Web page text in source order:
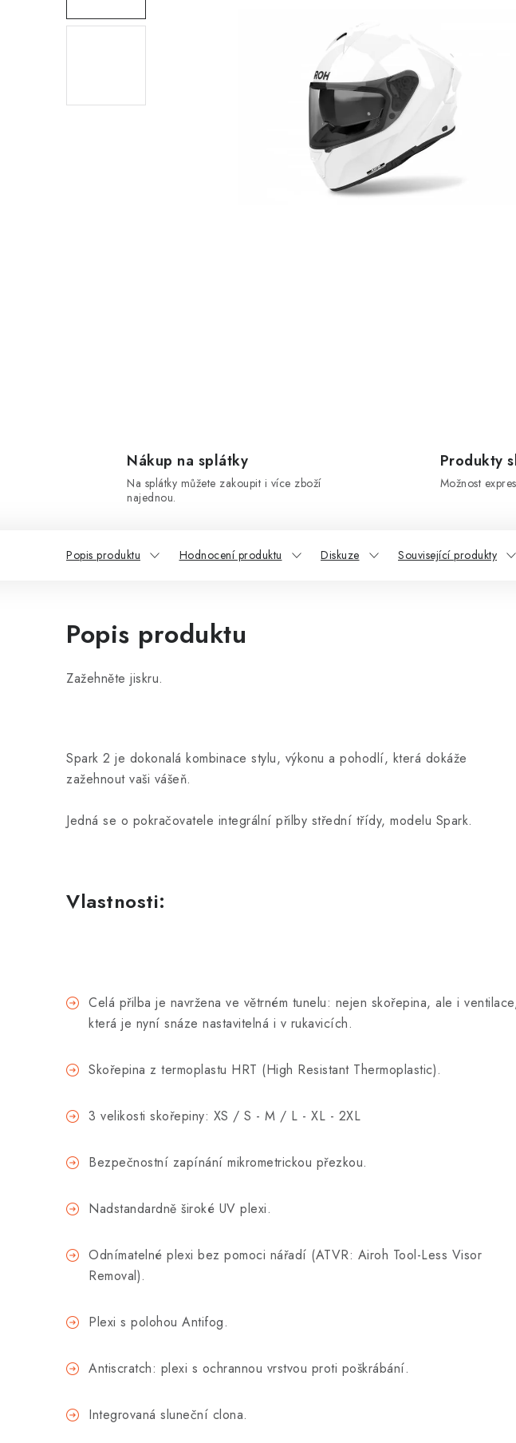
Nákup na splátky
Na splátky můžete zakoupit i více zboží
najednou.
Produkty
Možnost
Popis produktu Hodnocení produktu Diskuze Související produkty
Popis produktu
Zažehněte jiskru.
Spark 2 je dokonalá kombinace stylu, výkonu a pohodlí, která dokáže
zažehnout vaši vášeň.
Jedná se o pokračovatele integrální přilby střední třídy, modelu Spark.
Vlastnosti:
Celá přilba je navržena ve větrném tunelu: nejen skořepina, ale i
která je nyní snáze nastavitelná i v rukavicích.
Skořepina z termoplastu HRT (High Resistant Thermoplastic).
3 velikosti skořepiny: XS / S - M / L - XL - 2XL
Bezpečnostní zapínání mikrometrickou přezkou.
Nadstandardně široké UV plexi.
Odnímatelné plexi bez pomoci nářadí (ATVR: Airoh Tool-Less Visor
Removal).
Plexi s polohou Antifog.
Antiscratch: plexi s ochrannou vrstvou proti poškrábání.
Integrovaná sluneční clona.